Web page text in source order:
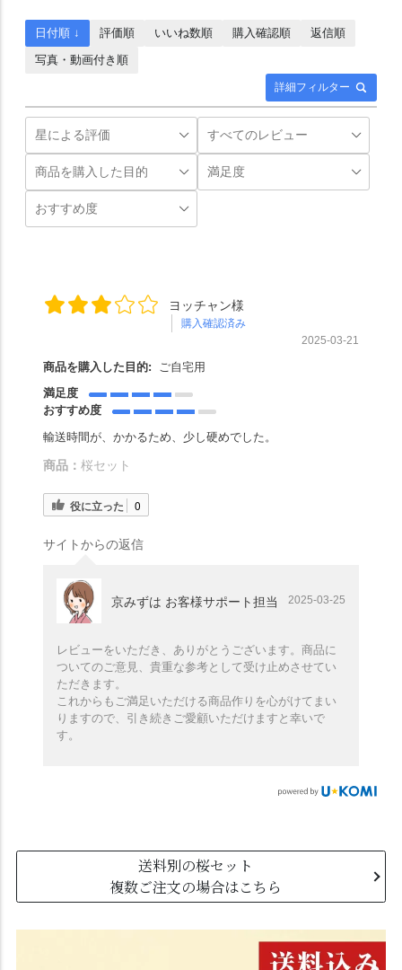
詳細フィルター
日付順 ↓ 評価順 いいね数順 購入確認順
返信順
写真・動画付き順
ヨッチャン様
購入確認済み
2025-03-21
商品を購入した目的:
ご自宅用
満足度
おすすめ度
輸送時間が、かかるため、少し硬めでした。
商品： 桜セット
役に立った 0
サイトからの返信
京みずは お客様サポート担当 2025-03-25
レビューをいただき、ありがとうございます。商品に
ついてのご意見、貴重な参考として受け止めさせてい
ただきます。
これからもご満足いただける商品作りを心がけてまい
りますので、引き続きご愛顧いただけますと幸いで
す。
送料別の桜セット
複数ご注文の場合はこちら